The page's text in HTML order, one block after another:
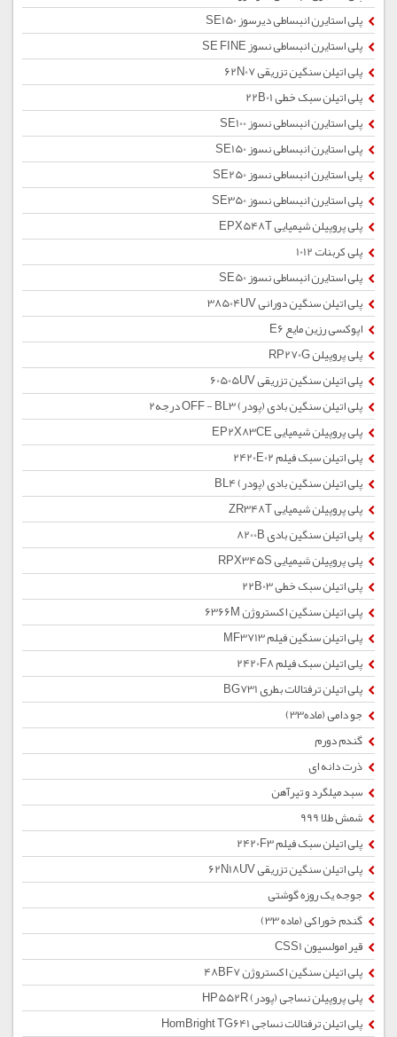
پلی استایرن انبساطی دیرسوز SE150
پلی استایرن انبساطی نسوز SE FINE
پلی اتیلن سنگین تزریقی 62N07
پلی اتیلن سبک خطی 22B01
پلی استایرن انبساطی نسوز SE100
پلی استایرن انبساطی نسوز SE150
پلی استایرن انبساطی نسوز SE250
پلی استایرن انبساطی نسوز SE350
پلی پروپیلن شیمیایی EPX548T
پلی کربنات 1012
پلی استایرن انبساطی نسوز SE50
پلی اتیلن سنگین دورانی 38504UV
اپوکسی رزین مایع E6
پلی پروپیلن RP270G
پلی اتیلن سنگین تزریقی 60505UV
پلی اتیلن سنگین بادی (پودر) OFF - BL3 درجه2
پلی پروپیلن شیمیایی EP2X83CE
پلی اتیلن سبک فیلم 2420E02
پلی اتیلن سنگین بادی (پودر) BL4
پلی پروپیلن شیمیایی ZR348T
پلی اتیلن سنگین بادی 8200B
پلی پروپیلن شیمیایی RPX345S
پلی اتیلن سبک خطی 22B03
پلی اتیلن سنگین اکستروژن 6366M
پلی اتیلن سنگین فیلم MF3713
پلی اتیلن سبک فیلم 2420F8
پلی اتیلن ترفتالات بطری BG731
جو دامی (ماده33)
گندم دورم
ذرت دانه ای
سبد میلگرد و تیرآهن
شمش طلا 999
پلی اتیلن سبک فیلم 2420F3
پلی اتیلن سنگین تزریقی 62N18UV
جوجه یک روزه گوشتی
گندم خوراکی (ماده 33)
قیر امولسیون CSS1
پلی اتیلن سنگین اکستروژن 48BF7
پلی پروپیلن نساجی (پودر) HP552R
پلی اتیلن ترفتالات نساجی HomBright TG641